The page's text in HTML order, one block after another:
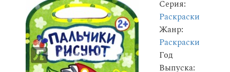
Серия:
Раскраски
Жанр:
Раскраски
Год
Выпуска: